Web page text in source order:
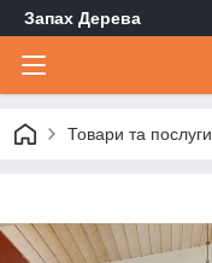
Запах Дерева
Товари та послуги